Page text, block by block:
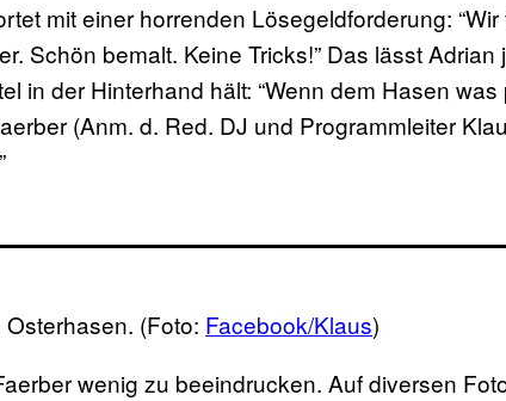
mit einer horrenden Lösegeldforderung: “Wir
Schön bemalt. Keine Tricks!” Das lässt Adrian
in der Hinterhand hält: “Wenn dem Hasen was
(Anm. d. Red. DJ und Programmleiter
(Foto: Facebook/Klaus)
wenig zu beeindrucken. Auf diversen